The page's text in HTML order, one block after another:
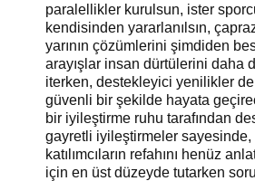
paralellikler kurulsun, ister
kendisinden yararlanılsın,
yarının çözümlerini şimdiden
arayışlar insan dürtülerini daha
iterken, destekleyici yenilikler
güvenli bir şekilde hayata
bir iyileştirme ruhu tarafından
gayretli iyileştirmeler sayesinde,
katılımcıların refahını henüz
için en üst düzeyde tutarken